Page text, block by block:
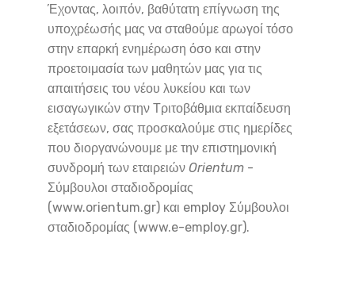
Έχοντας, λοιπόν, βαθύτατη επίγνωση της
υποχρέωσής μας να σταθούμε αρωγοί τόσο
στην επαρκή ενημέρωση όσο και στην
προετοιμασία των μαθητών μας για τις
απαιτήσεις του νέου λυκείου και των
εισαγωγικών στην Τριτοβάθμια εκπαίδευση
εξετάσεων, σας προσκαλούμε στις ημερίδες
που διοργανώνουμε με την επιστημονική
συνδρομή των εταιρειών Orientum -
Σύμβουλοι σταδιοδρομίας
(www.orientum.gr) και employ Σύμβουλοι
σταδιοδρομίας (www.e-employ.gr).